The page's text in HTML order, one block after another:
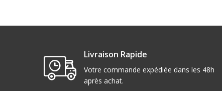
Livraison Rapide
Votre commande expédiée dans les 48h
après achat.